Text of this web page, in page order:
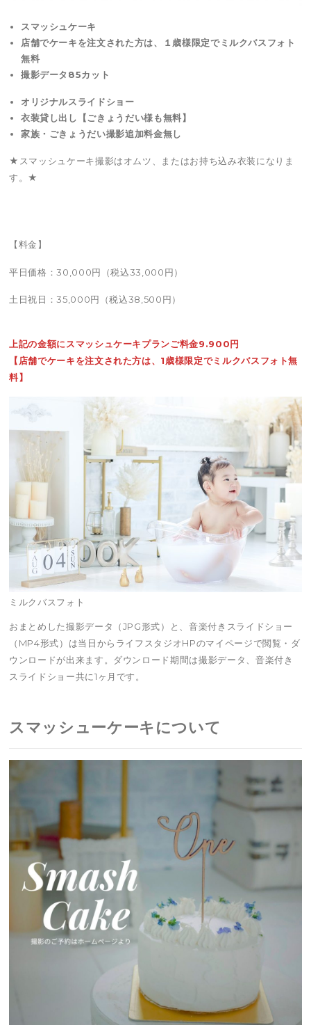
スマッシュケーキ
店舗でケーキを注文された方は、１歳様限定でミルクバスフォト
無料
撮影データ85カット
オリジナルスライドショー
衣装貸し出し【ごきょうだい様も無料】
家族・ごきょうだい撮影追加料金無し
★スマッシュケーキ撮影はオムツ、またはお持ち込み衣装になりま
す。★
【料金】
平日価格：30,000円（税込33,000円）
土日祝日：35,000円（税込38,500円）
上記の金額にスマッシュケーキプランご料金9.900円
【店舗でケーキを注文された方は、1歳様限定でミルクバスフォト無
料】
ミルクバスフォト
おまとめした撮影データ（JPG形式）と、音楽付きスライドショー
（MP4形式）は当日からライフスタジオHPのマイページで閲覧・ダ
ウンロードが出来ます。ダウンロード期間は撮影データ、音楽付き
スライドショー共に1ヶ月です。
スマッシューケーキについて